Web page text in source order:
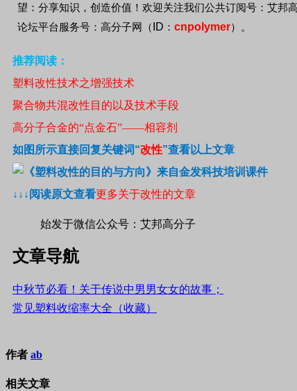
望：分享知识，创造价值！欢迎关注我们公共订阅号：艾邦
论坛平台服务号：高分子网（ ID ： cnpolymer）。
推荐阅读：
塑料改性技术之增强技术
聚合物共混改性目的以及技术手段
高分子合金的“点金石”——相容剂
如图所示直接回复关键词“改性”查看以上文章
↓↓↓阅读原文查看更多关于改性的文章
始发于微信公众号：艾邦高分子
文章导航
中秋节必看！关于传说中男男女女的故事；
常见塑料收缩率大全（收藏）
作者 ab
相关文章